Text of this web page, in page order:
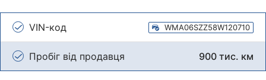
VIN-код WMA06SZZ58W120710
Пробіг від продавця 900 тис. км